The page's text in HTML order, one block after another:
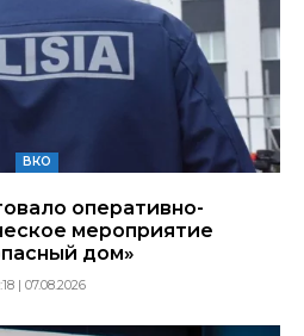
ВКО
оперативно-
мероприятие
дом»
| 07.08.2026